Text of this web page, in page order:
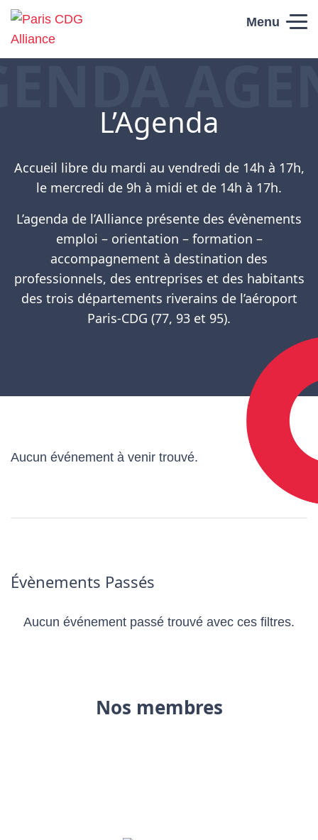
Skip to content
Paris CDG
Menu
L’Agenda
Accueil libre du mardi au vendredi de 14h à 17h,
le mercredi de 9h à midi et de 14h à 17h.
L’agenda de l’Alliance présente des évènements
emploi – orientation – formation –
accompagnement à destination des
professionnels, des entreprises et des habitants
des trois départements riverains de l’aéroport
Paris-CDG (77, 93 et 95).
Aucun événement à venir trouvé.
Évènements Passés
Aucun événement passé trouvé avec ces filtres.
Nos membres